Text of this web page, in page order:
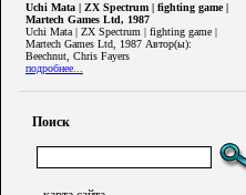
Uchi Mata | ZX Spectrum | fighting game |
Martech Games Ltd, 1987
Uchi Mata | ZX Spectrum | fighting game |
Martech Games Ltd, 1987 Автор(ы):
Beechnut, Chris Fayers
подробнее...
Поиск